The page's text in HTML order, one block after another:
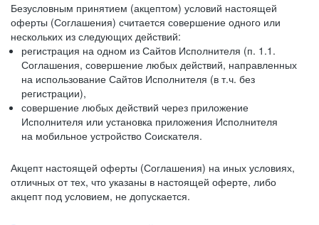
Безусловным принятием (акцептом) условий настоящей
оферты (Соглашения) считается совершение одного или
нескольких из следующих действий:
регистрация на одном из Сайтов Исполнителя (п. 1.1.
Соглашения, совершение любых действий, направленных
на использование Сайтов Исполнителя (в т.ч. без
регистрации),
совершение любых действий через приложение
Исполнителя или установка приложения Исполнителя
на мобильное устройство Соискателя.
Акцепт настоящей оферты (Соглашения) на иных условиях,
отличных от тех, что указаны в настоящей оферте, либо
акцепт под условием, не допускается.